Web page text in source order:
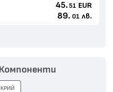
45. 51 EUR
89. 01 лв.